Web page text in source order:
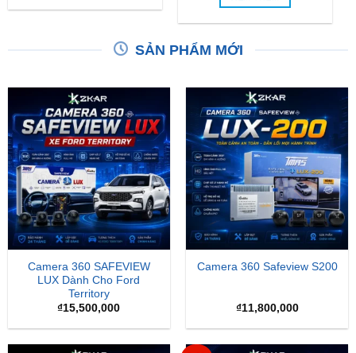
SẢN PHẨM MỚI
Camera 360 SAFEVIEW
LUX Dành Cho Ford
Territory
₫15,500,000
Camera 360 Safeview S200
₫11,800,000